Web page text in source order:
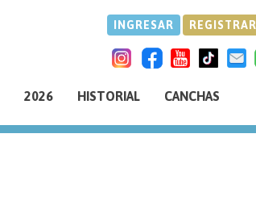
INGRESAR
2026 HISTORIAL CANCHAS